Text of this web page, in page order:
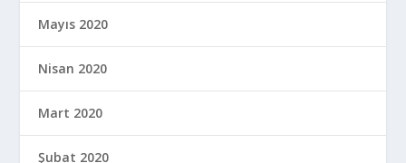
Mayıs 2020
Nisan 2020
Mart 2020
Şubat 2020